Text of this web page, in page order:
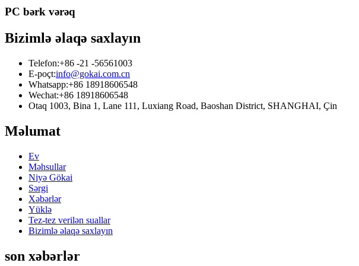
PC bərk vərəq
Bizimlə əlaqə saxlayın
Telefon:+86 -21 -56561003
E-poçt:info@gokai.com.cn
Whatsapp:+86 18918606548
Wechat:+86 18918606548
Otaq 1003, Bina 1, Lane 111, Luxiang Road, Baoshan District, SHANGHAI, Çin
Məlumat
Ev
Məhsullar
Niyə Gökai
Sərgi
Xəbərlər
Yüklə
Tez-tez verilən suallar
Bizimlə əlaqə saxlayın
son xəbərlər